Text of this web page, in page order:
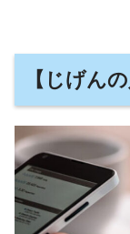
【 じげんの